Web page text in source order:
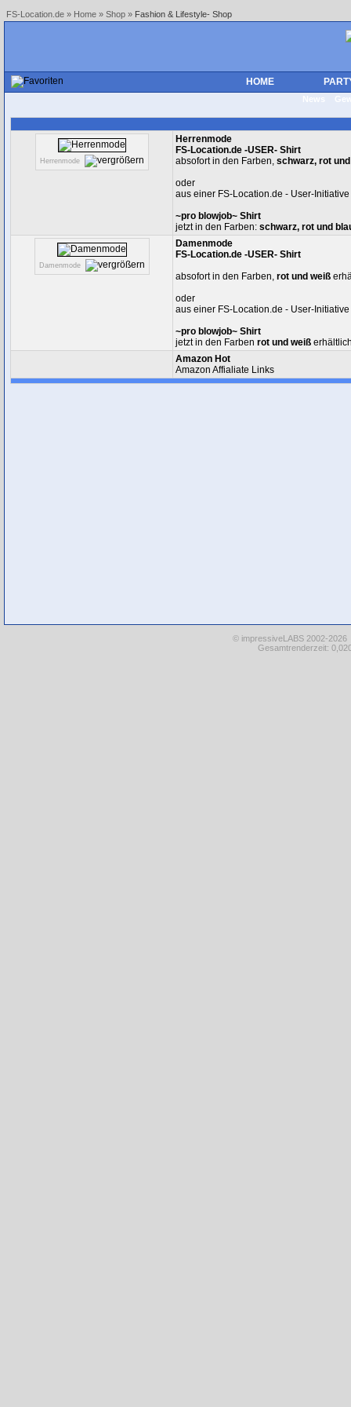
FS-Location.de » Home » Shop » Fashion & Lifestyle- Shop
HOME
News
Herrenmode
Herrenmode
FS-Location.de -USER- Shirt
absofort in den Farben, schwarz, rot
oder
aus einer FS-Location.de - User-
~pro blowjob~ Shirt
jetzt in den Farben: schwarz, rot und
Damenmode
Damenmode
FS-Location.de -USER- Shirt
absofort in den Farben, rot und weiß
oder
aus einer FS-Location.de - User-
~pro blowjob~ Shirt
jetzt in den Farben rot und weiß
Amazon Hot
Amazon Affialiate Links
© impressiveLABS 2002-
Gesamtrenderzeit: